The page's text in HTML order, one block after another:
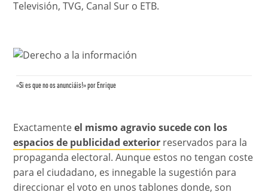
Televisión, TVG, Canal Sur o ETB.
«Si es que no os anunciáis!» por Enrique
Exactamenteel mismo agravio sucede con los
espacios de publicidad exterior reservados para la
propaganda electoral. Aunque estos no tengan coste
para el ciudadano, es innegable la sugestión para
direccionar el voto en unos tablones donde, son